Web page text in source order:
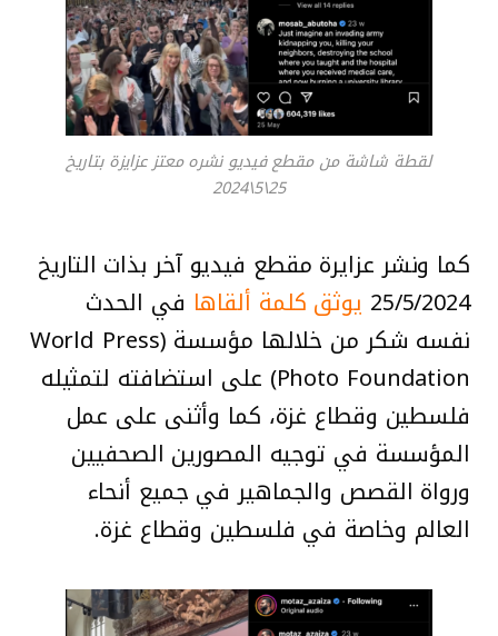
لقطة شاشة من مقطع فيديو نشره معتز عزايزة بتاريخ
25\5\2024
كما ونشر عزايرة مقطع فيديو آخر بذات التاريخ
25/5/2024 يوثق كلمة ألقاها في الحدث
نفسه شكر من خلالها مؤسسة (World Press
Photo Foundation) على استضافته لتمثيله
فلسطين وقطاع غزة، كما وأثنى على عمل
المؤسسة في توجيه المصورين الصحفيين
ورواة القصص والجماهير في جميع أنحاء
العالم وخاصة في فلسطين وقطاع غزة.